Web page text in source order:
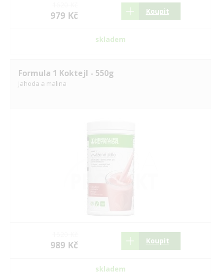
979 Kč Koupit
skladem
Formula 1 Koktejl - 550g
Jahoda a malina
989 Kč Koupit
skladem